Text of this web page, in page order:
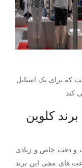
که برای یک استایل
کند
کلوین
و دقت خاص و زیادی
های مچی این برند